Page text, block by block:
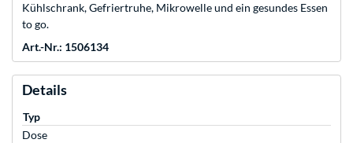
Kühlschrank, Gefriertruhe, Mikrowelle und ein gesundes Essen
to go.
Art.-Nr.: 1506134
Details
Typ
Dose